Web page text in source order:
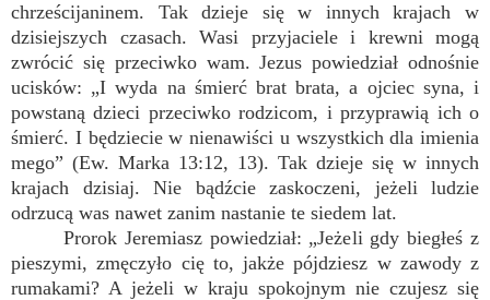
chrześcijaninem. Tak dzieje się w innych krajach w
dzisiejszych czasach. Wasi przyjaciele i krewni mogą
zwrócić się przeciwko wam. Jezus powiedział odnośnie
ucisków: „I wyda na śmierć brat brata, a ojciec syna, i
powstaną dzieci przeciwko rodzicom, i przyprawią ich o
śmierć. I będziecie w nienawiści u wszystkich dla imienia
mego” (Ew. Marka 13:12, 13). Tak dzieje się w innych
krajach dzisiaj. Nie bądźcie zaskoczeni, jeżeli ludzie
odrzucą was nawet zanim nastanie te siedem lat.
Prorok Jeremiasz powiedział: „Jeżeli gdy biegłeś z
pieszymi, zmęczyło cię to, jakże pójdziesz w zawody z
rumakami? A jeżeli w kraju spokojnym nie czujesz się